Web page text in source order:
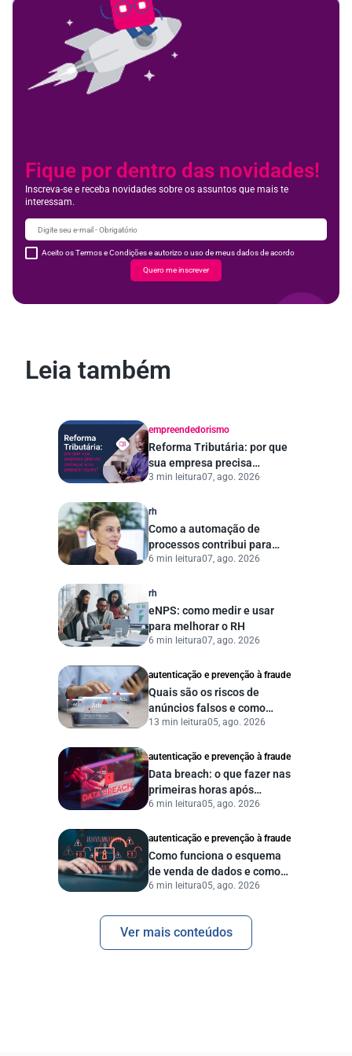
Fique por dentro das novidades!
Inscreva-se e receba novidades sobre os assuntos que mais te
interessam.
Aceito os Termos e Condições e autorizo o uso de meus dados de acordo
Quero me inscrever
Leia também
empreendedorismo
Reforma Tributária: por que
sua empresa precisa
começar a se preparar
3 min leitura07, ago. 2026
rh
Como a automação de
processos contribui para
uma gestão pública mais
6 min leitura07, ago. 2026
rh
eNPS: como medir e usar
para melhorar o RH
6 min leitura07, ago. 2026
autenticação e prevenção à fraude
Quais são os riscos de
anúncios falsos e como
proteger seu negócio?
13 min leitura05, ago. 2026
autenticação e prevenção à fraude
Data breach: o que fazer nas
primeiras horas após
vazamento de dados?
6 min leitura05, ago. 2026
autenticação e prevenção à fraude
Como funciona o esquema
de venda de dados e como
proteger sua empresa?
6 min leitura05, ago. 2026
Ver mais conteúdos